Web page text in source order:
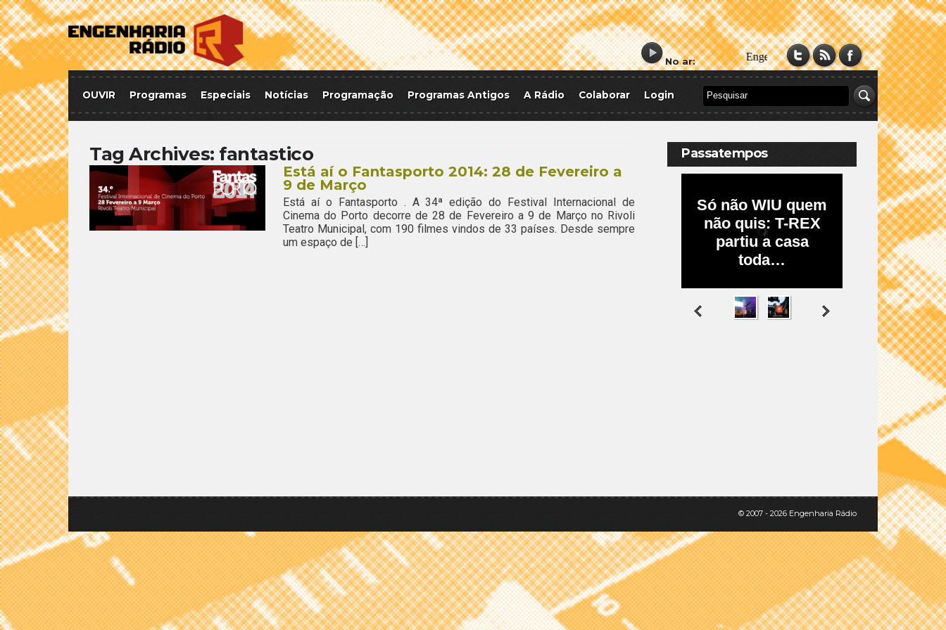
No ar:
OUVIR Programas Especiais Notícias Programação Programas Antigos A Rádio Colaborar Login
Tag Archives: fantastico
Está aí o Fantasporto 2014: 28 de Fevereiro a
9 de Março
Está aí o Fantasporto . A 34ª edição do Festival Internacional de
Cinema do Porto decorre de 28 de Fevereiro a 9 de Março no Rivoli
Teatro Municipal, com 190 filmes vindos de 33 países. Desde sempre
um espaço de […]
Passatempos
© 2007 - 2026 Engenharia Rádio